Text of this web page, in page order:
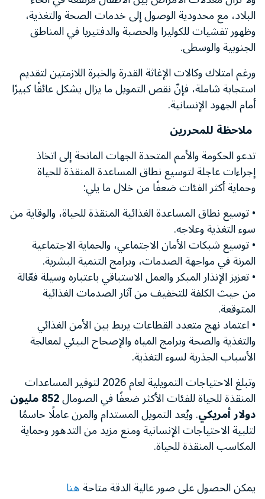
البلاد، مع محدودية الوصول إلى خدمات الصحة والتغذية،
وظهور تفشيات للكوليرا والحصبة والدفتيريا في المناطق
الجنوبية والوسطى.
ورغم امتلاك وكالات الإغاثة القدرة والخبرة اللازمتين لتقديم
استجابة شاملة، فإنّ نقص التمويل ما يزال يشكل عائقًا كبيرًا
أمام الجهود الإنسانية.
ملاحظة للمحررين
تدعو الحكومة والأمم المتحدة الجهات المانحة إلى اتخاذ
إجراءات عاجلة لتوسيع نطاق المساعدة المنقذة للحياة
وحماية أكثر الفئات ضعفًا من خلال ما يلي:
• توسيع نطاق المساعدة الغذائية المنقذة للحياة، والوقاية من
سوء التغذية وعلاجه.
• توسيع شبكات الأمان الاجتماعي، والحماية الاجتماعية
المرنة في مواجهة الصدمات، وبرامج التنمية البشرية.
• تعزيز الإنذار المبكر والعمل الاستباقي باعتباره وسيلة فعّالة
من حيث الكلفة للتخفيف من آثار الصدمات الغذائية
المتوقعة.
• اعتماد نهج متعدد القطاعات يربط بين الأمن الغذائي
والتغذية والصحة وبرامج المياه والإصحاح البيئي لمعالجة
الأسباب الجذرية لسوء التغذية.
وتبلغ الاحتياجات التمويلية لعام 2026 لتوفير المساعدات
المنقذة للحياة للفئات الأكثر ضعفًا في الصومال 852 مليون
دولار أمريكي. ويُعد التمويل المستدام والمرن عاملًا حاسمًا
لتلبية الاحتياجات الإنسانية ومنع مزيد من التدهور وحماية
المكاسب المنقذة للحياة.
يمكن الحصول على صور عالية الدقة متاحةهنا